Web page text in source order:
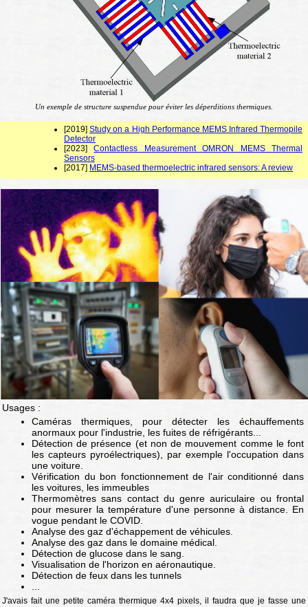
Un exemple de structure suspendue pour éviter les déperditions thermiques.
[2019]Study on a High Performance MEMS Infrared Thermopile
Detector
[2023]Contactless Measurement OMRON MEMS Thermal
Sensors
[2017] MEMS-based thermoelectric infrared sensors: A review
Usages :
Caméras thermiques, pour détecter les échauffements
anormaux pour l'industrie, les fuites de réfrigérants...
Détection de présence (et non de mouvement comme le font
les capteurs pyroélectriques), par exemple l'occupation dans
une voiture.
Vérification du bon fonctionnement de l'air conditionné dans
les voitures, les immeubles
Thermomètres sans contact du genre auriculaire ou frontal
pour mesurer la température d'une personne à distance. En
vogue pendant le COVID.
Analyse des gaz d'échappement de véhicules.
Analyse des gaz dans le domaine médical.
Détection de glucose dans le sang.
Visualisation de l'horizon en aéronautique.
Détection de feux dans les tunnels
...
J'avais fait une petite caméra thermique 4x4 pixels, il faudra que je fasse une